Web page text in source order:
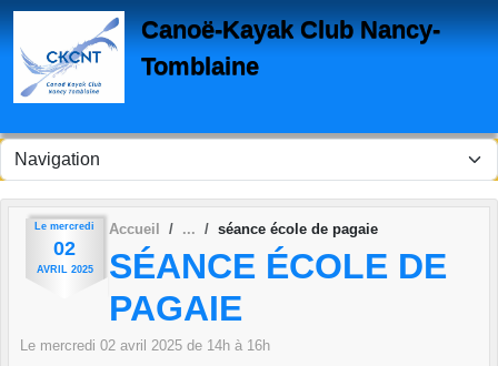
Canoë-Kayak Club Nancy-
Tomblaine
Le mercredi
02
AVRIL 2025
Accueil séance école de pagaie
SÉANCE ÉCOLE DE
PAGAIE
Le mercredi 02 avril 2025 de 14h à 16h
Panneau de gestion des cookies